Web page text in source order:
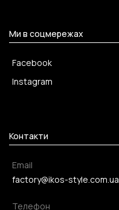
Ми в соцмережах
Facebook
Instagram
Контакти
Email
factory@ikos-style.com.ua
Телефон